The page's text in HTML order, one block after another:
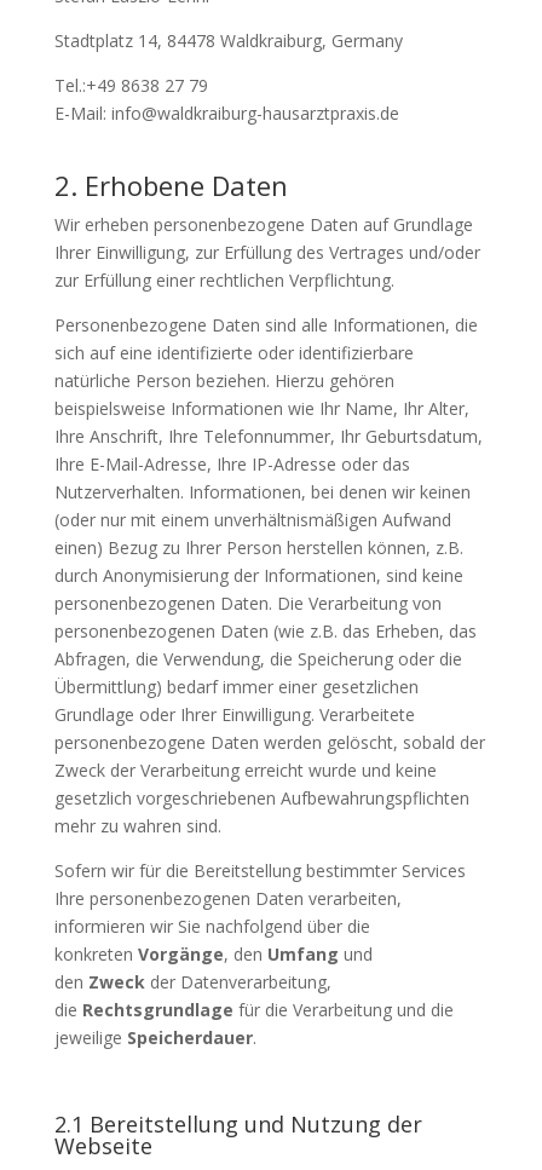
Stadtplatz 14, 84478 Waldkraiburg, Germany
Tel.:+49 8638 27 79
E-Mail: info@waldkraiburg-hausarztpraxis.de
2. Erhobene Daten
Wir erheben personenbezogene Daten auf Grundlage
Ihrer Einwilligung, zur Erfüllung des Vertrages und/oder
zur Erfüllung einer rechtlichen Verpflichtung.
Personenbezogene Daten sind alle Informationen, die
sich auf eine identifizierte oder identifizierbare
natürliche Person beziehen. Hierzu gehören
beispielsweise Informationen wie Ihr Name, Ihr Alter,
Ihre Anschrift, Ihre Telefonnummer, Ihr Geburtsdatum,
Ihre E-Mail-Adresse, Ihre IP-Adresse oder das
Nutzerverhalten. Informationen, bei denen wir keinen
(oder nur mit einem unverhältnismäßigen Aufwand
einen) Bezug zu Ihrer Person herstellen können, z.B.
durch Anonymisierung der Informationen, sind keine
personenbezogenen Daten. Die Verarbeitung von
personenbezogenen Daten (wie z.B. das Erheben, das
Abfragen, die Verwendung, die Speicherung oder die
Übermittlung) bedarf immer einer gesetzlichen
Grundlage oder Ihrer Einwilligung. Verarbeitete
personenbezogene Daten werden gelöscht, sobald der
Zweck der Verarbeitung erreicht wurde und keine
gesetzlich vorgeschriebenen Aufbewahrungspflichten
mehr zu wahren sind.
Sofern wir für die Bereitstellung bestimmter Services
Ihre personenbezogenen Daten verarbeiten,
informieren wir Sie nachfolgend über die
konkreten Vorgänge, den Umfang und
den Zweckder Datenverarbeitung,
die Rechtsgrundlage für die Verarbeitung und die
jeweilige Speicherdauer.
2.1 Bereitstellung und Nutzung der
Webseite